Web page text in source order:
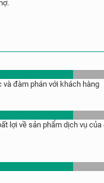
đàm phán với khách hàng
lợi về sản phẩm dịch vụ